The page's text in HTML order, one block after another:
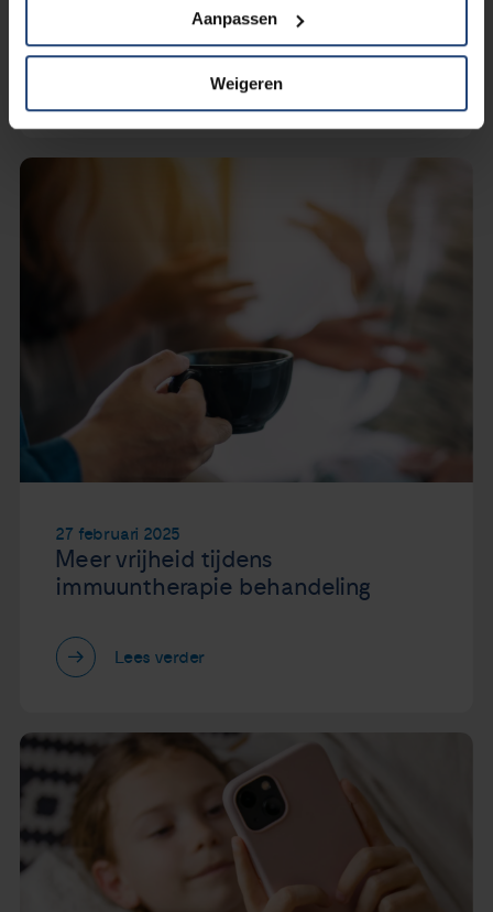
Aanpassen
Weigeren
27 februari 2025
Meer vrijheid tijdens
immuuntherapie behandeling
Lees verder